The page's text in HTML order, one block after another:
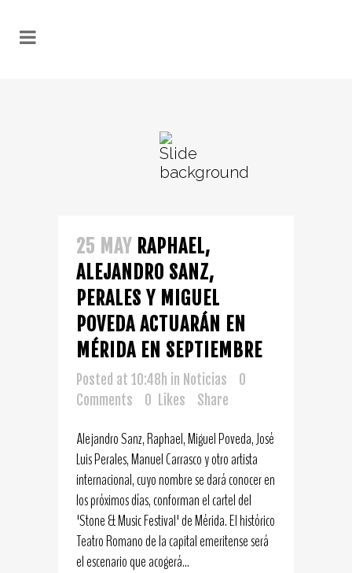
25 MAY RAPHAEL,
ALEJANDRO SANZ,
PERALES Y MIGUEL
POVEDA ACTUARÁN EN
MÉRIDA EN SEPTIEMBRE
Posted at 10:48h in Noticias
0
Comments
0 Likes Share
Alejandro Sanz, Raphael, Miguel Poveda, José
Luis Perales, Manuel Carrasco y otro artista
internacional, cuyo nombre se dará conocer en
los próximos días, conforman el cartel del
'Stone & Music Festival' de Mérida. El histórico
Teatro Romano de la capital emeritense será
el escenario que acogerá...